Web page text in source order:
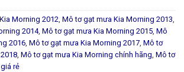
Morning 2012, Mô tơ gạt mưa Kia Morning 2013,
2014, Mô tơ gạt mưa Kia Morning 2015, Mô
2016, Mô tơ gạt mưa Kia Morning 2017, Mô tơ
, Mô tơ gạt mưa Kia Morning chính hãng, Mô tơ
rẻ